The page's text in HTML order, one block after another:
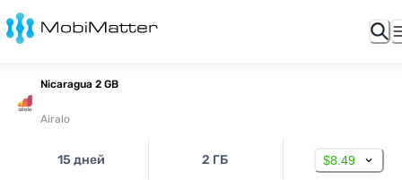
Nicaragua 2 GB
Airalo
15 дней 2 ГБ $8.49